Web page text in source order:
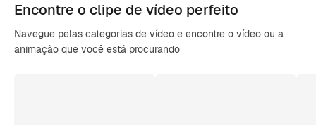
Encontre o clipe de vídeo perfeito
Navegue pelas categorias de vídeo e encontre o vídeo ou a
animação que você está procurando